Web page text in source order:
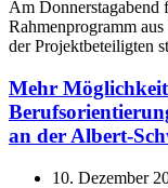
Am Donnerstagabend
Rahmenprogramm
der Projektbeteiligten
Mehr
an der Albert-
10. Dezember